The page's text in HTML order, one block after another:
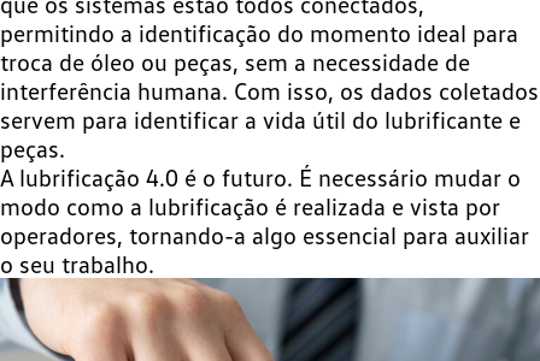
permitindo a identificação do momento ideal para
troca de óleo ou peças, sem a necessidade de
interferência humana. Com isso, os dados coletados
servem para identificar a vida útil do lubrificante e
peças.
A lubrificação 4.0 é o futuro. É necessário mudar o
modo como a lubrificação é realizada e vista por
operadores, tornando-a algo essencial para auxiliar
o seu trabalho.